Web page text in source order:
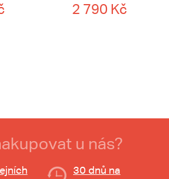
2 790 Kč
u nás?
30 dnů na